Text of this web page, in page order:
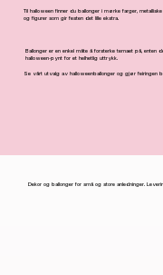
Til halloween finner du ballonger i mørke farger,
og figurer som gir festen det lille ekstra.
Ballonger er en enkel måte å forsterke temaet på, enten
halloween-pynt for et helhetlig uttrykk.
Se vårt utvalg av halloweenballonger og gjør feiringen
Dekor og ballonger for små og store anledninger.